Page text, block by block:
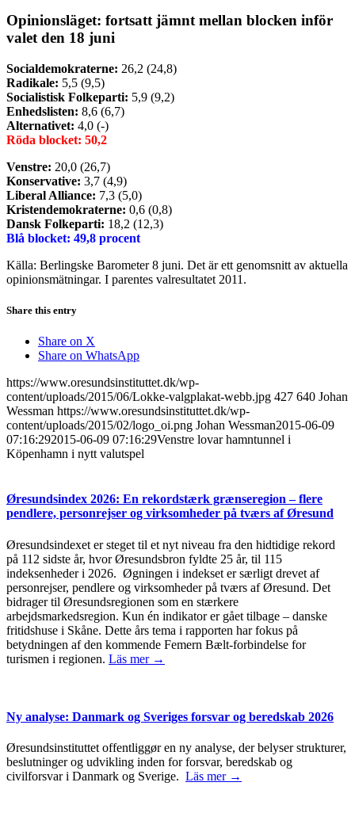
Opinionsläget: fortsatt jämnt mellan blocken inför
valet den 18 juni
Socialdemokraterne: 26,2 (24,8)
Radikale: 5,5 (9,5)
Socialistisk Folkeparti: 5,9 (9,2)
Enhedslisten: 8,6 (6,7)
Alternativet: 4,0 (-)
Röda blocket: 50,2
Venstre: 20,0 (26,7)
Konservative: 3,7 (4,9)
Liberal Alliance: 7,3 (5,0)
Kristendemokraterne: 0,6 (0,8)
Dansk Folkeparti: 18,2 (12,3)
Blå blocket: 49,8 procent
Källa: Berlingske Barometer 8 juni. Det är ett genomsnitt av aktuella
opinionsmätningar. I parentes valresultatet 2011.
Share this entry
Share on X
Share on WhatsApp
https://www.oresundsinstituttet.dk/wp-
content/uploads/2015/06/Lokke-valgplakat-webb.jpg 427 640 Johan
Wessman https://www.oresundsinstituttet.dk/wp-
content/uploads/2015/02/logo_oi.png Johan Wessman2015-06-09
07:16:292015-06-09 07:16:29Venstre lovar hamntunnel i
Köpenhamn i nytt valutspel
Øresundsindex 2026: En rekordstærk grænseregion – flere
pendlere, personrejser og virksomheder på tværs af Øresund
Øresundsindexet er steget til et nyt niveau fra den hidtidige rekord
på 112 sidste år, hvor Øresundsbron fyldte 25 år, til 115
indeksenheder i 2026. Øgningen i indekset er særligt drevet af
personrejser, pendlere og virksomheder på tværs af Øresund. Det
bidrager til Øresundsregionen som en stærkere
arbejdsmarkedsregion. Kun én indikator er gået tilbage – danske
fritidshuse i Skåne. Dette års tema i rapporten har fokus på
betydningen af den kommende Femern Bælt-forbindelse for
turismen i regionen. Läs mer →
Ny analyse: Danmark og Sveriges forsvar og beredskab 2026
Øresundsinstituttet offentliggør en ny analyse, der belyser strukturer,
beslutninger og udvikling inden for forsvar, beredskab og
civilforsvar i Danmark og Sverige. Läs mer →